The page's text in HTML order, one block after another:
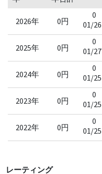
2026年 0円
0
01/26
2025年 0円
0
01/27
2024年 0円
0
01/25
2023年 0円
0
01/25
2022年 0円
0
01/25
レーティング